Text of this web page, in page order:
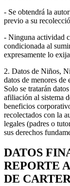
- Se obtendrá la
previo a su
- Ninguna actividad
condicionada al
expresamente lo
2. Datos de Niños,
datos de menores de
Solo se tratarán
afiliación al sistema
beneficios
recolectados con la
legales (padres o
sus derechos
DATOS
REPORTE
DE